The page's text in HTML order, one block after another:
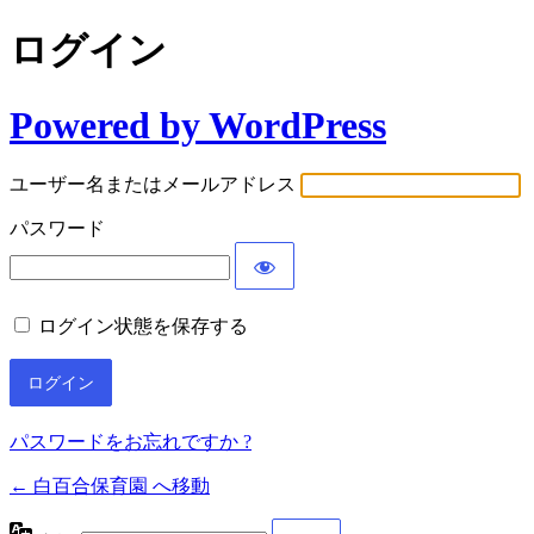
ログイン
Powered by WordPress
ユーザー名またはメールアドレス
パスワード
ログイン状態を保存する
パスワードをお忘れですか ?
← 白百合保育園 へ移動